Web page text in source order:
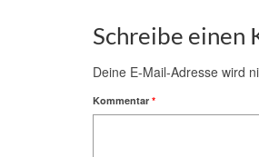
Schreibe einen
Deine E-Mail-Adresse wird
Kommentar *